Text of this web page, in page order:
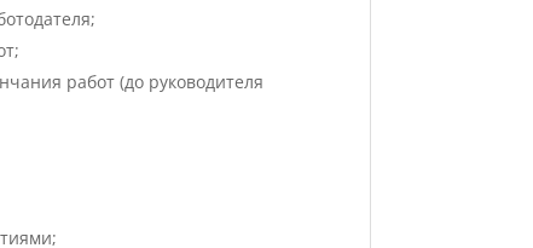
работ (до руководителя